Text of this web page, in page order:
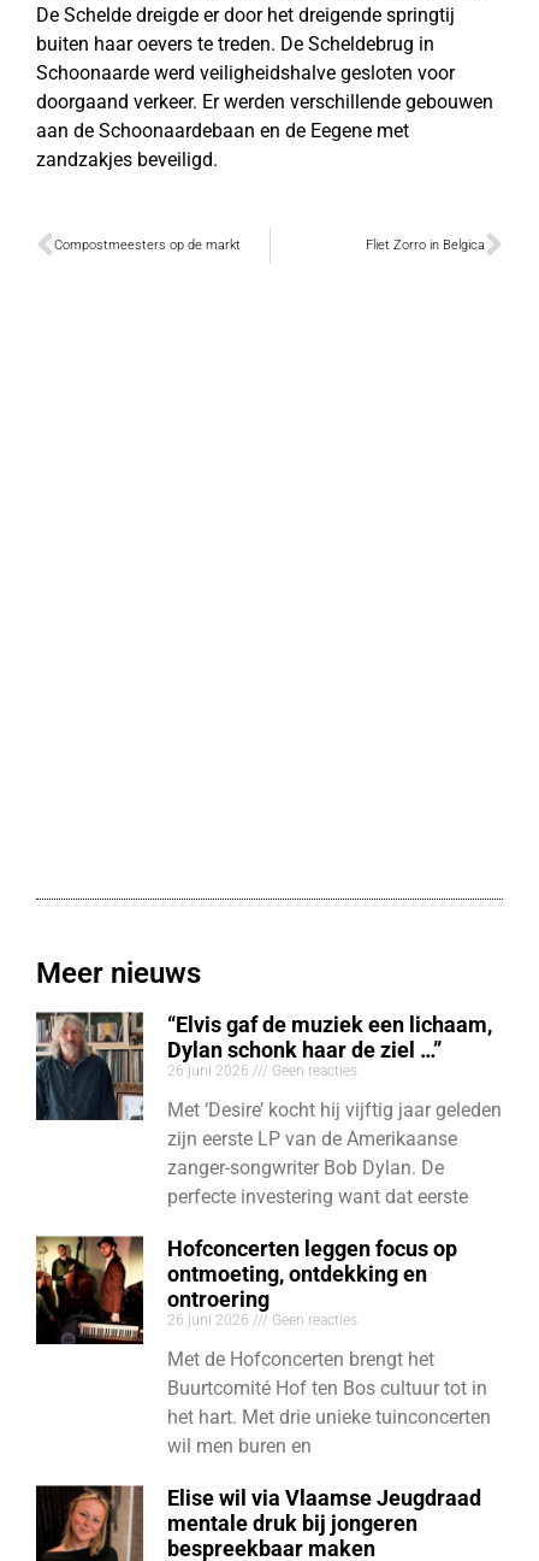
De Schelde dreigde er door het dreigende springtij
buiten haar oevers te treden. De Scheldebrug in
Schoonaarde werd veiligheidshalve gesloten voor
doorgaand verkeer. Er werden verschillende gebouwen
aan de Schoonaardebaan en de Eegene met
zandzakjes beveiligd.
Compostmeesters op de markt Fliet Zorro in Belgica
Meer nieuws
“Elvis gaf de muziek een lichaam,
Dylan schonk haar de ziel …”
26 juni 2026 Geen reacties
Met ‘Desire’ kocht hij vijftig jaar geleden
zijn eerste LP van de Amerikaanse
zanger-songwriter Bob Dylan. De
perfecte investering want dat eerste
Hofconcerten leggen focus op
ontmoeting, ontdekking en
ontroering
26 juni 2026 Geen reacties
Met de Hofconcerten brengt het
Buurtcomité Hof ten Bos cultuur tot in
het hart. Met drie unieke tuinconcerten
wil men buren en
Elise wil via Vlaamse Jeugdraad
mentale druk bij jongeren
bespreekbaar maken